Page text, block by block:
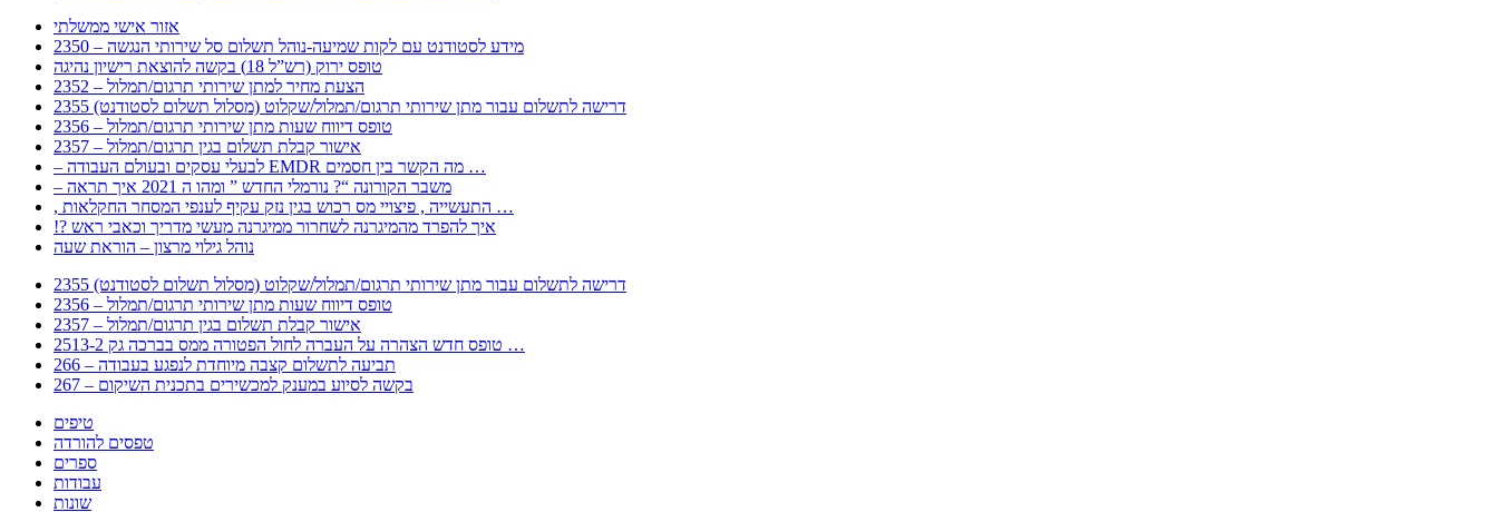
אזור אישי ממשלתי
2350 – מידע לסטודנט עם לקות שמיעה-נוהל תשלום סל שירותי הנגשה
טופס ירוק (רש”ל 18) בקשה להוצאת רישיון נהיגה
2352 – הצעת מחיר למתן שירותי תרגום/תמלול
2355 דרישה לתשלום עבור מתן שירותי תרגום/תמלול/שקלוט (מסלול תשלום לסטודנט)
2356 – טופס דיווח שעות מתן שירותי תרגום/תמלול
2357 – אישור קבלת תשלום בגין תרגום/תמלול
– לבעלי עסקים ובעולם העבודה EMDR מה הקשר בין חסמים …
– משבר הקורונה “? נורמלי החדש ” ומהו ה 2021 איך תראה
, התעשייה , פיצויי מס רכוש בגין נזק עקיף לענפי המסחר החקלאות …
!? איך להפרד מהמיגרנה לשחרור ממיגרנה מעשי מדריך וכאבי ראש
נוהל גילוי מרצון – הוראת שעה
2355 דרישה לתשלום עבור מתן שירותי תרגום/תמלול/שקלוט (מסלול תשלום לסטודנט)
2356 – טופס דיווח שעות מתן שירותי תרגום/תמלול
2357 – אישור קבלת תשלום בגין תרגום/תמלול
2513-2 טופס חדש הצהרה על העברה לחול הפטורה ממס בברכה גק …
266 – תביעה לתשלום קצבה מיוחדת לנפגע בעבודה
267 – בקשה לסיוע במענק למכשירים בתכנית השיקום
טיפים
טפסים להורדה
ספרים
עבודות
שונות